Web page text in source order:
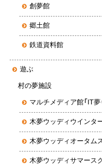
創夢館
郷土館
鉄道資料館
遊ぶ
村の夢施設
マルチメディア館「IT夢
木夢ウッディウインタ
木夢ウッディオータム
木夢ウッディサマース